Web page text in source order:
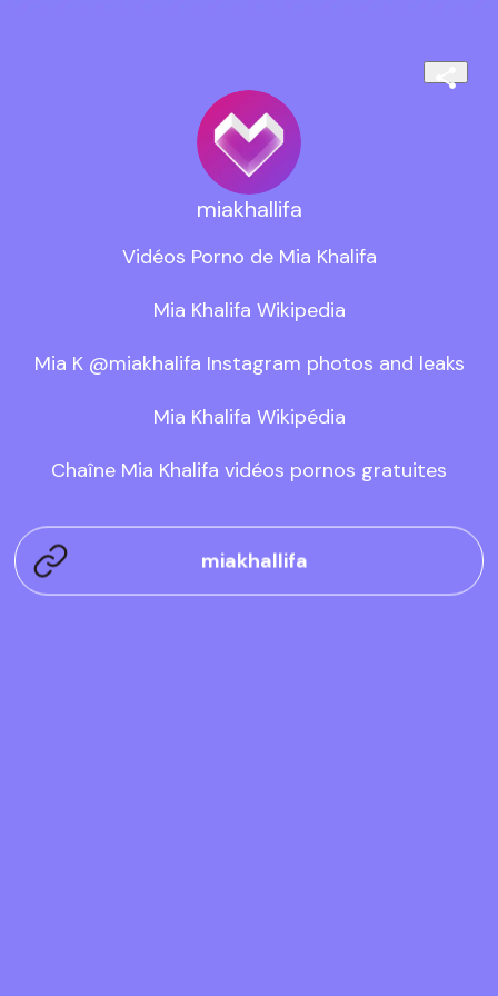
miakhallifa
Vidéos Porno de Mia Khalifa
Mia Khalifa Wikipedia
Mia K @miakhalifa Instagram photos and leaks
Mia Khalifa Wikipédia
Chaîne Mia Khalifa vidéos pornos gratuites
miakhallifa